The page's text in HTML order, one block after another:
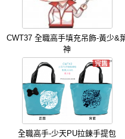
CWT37 全職高手填充吊飾-黃少&
神
全職高手-少天PU拉鍊手提包